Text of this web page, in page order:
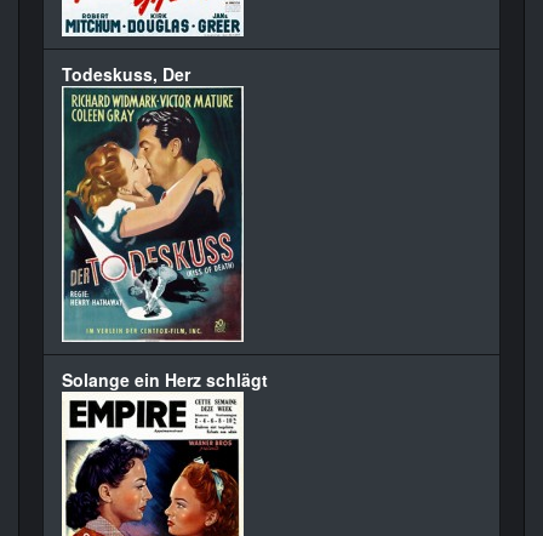
Todeskuss, Der
Solange ein Herz schlägt